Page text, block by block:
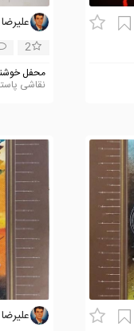
2
محفل
نقاشی